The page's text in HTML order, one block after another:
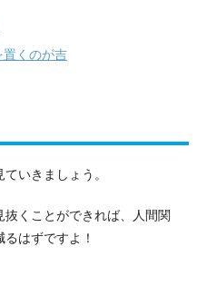
置くのが吉
いきましょう。
くことができれば、人間関
はずですよ！